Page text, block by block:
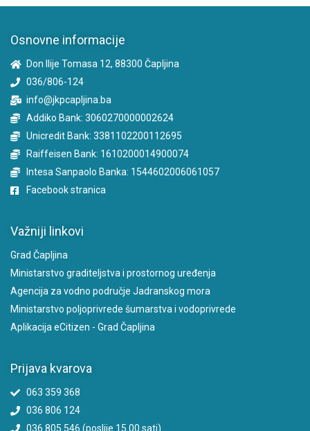
Osnovne informacije
Don Ilije Tomasa 12, 88300 Čapljina
036/806-124
info@jkpcapljina.ba
Addiko Bank: 3060270000002624
Unicredit Bank: 3381102200112695
Raiffeisen Bank: 1610200014900074
Intesa Sanpaolo Banka: 1544602006061057
Facebook stranica
Važniji linkovi
Grad Čapljina
Ministarstvo graditeljstva i prostornog uređenja
Agencija za vodno područje Jadranskog mora
Ministarstvo poljoprivrede šumarstva i vodoprivrede
Aplikacija eCitizen - Grad Čapljina
Prijava kvarova
063 359 368
036 806 124
036 805 546 (poslije 15.00 sati)